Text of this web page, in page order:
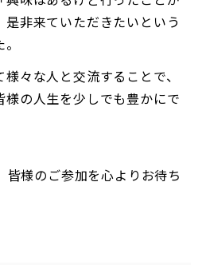
非来ていただきたいという
々な人と交流することで、
の人生を少しでも豊かにで
皆様のご参加を心よりお待ち